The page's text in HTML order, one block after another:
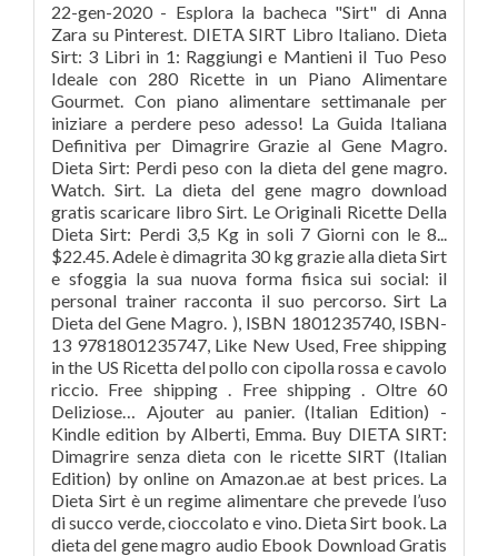
22-gen-2020 - Esplora la bacheca "Sirt" di Anna
Zara su Pinterest. DIETA SIRT Libro Italiano. Dieta
Sirt: 3 Libri in 1: Raggiungi e Mantieni il Tuo Peso
Ideale con 280 Ricette in un Piano Alimentare
Gourmet. Con piano alimentare settimanale per
iniziare a perdere peso adesso! La Guida Italiana
Definitiva per Dimagrire Grazie al Gene Magro.
Dieta Sirt: Perdi peso con la dieta del gene magro.
Watch. Sirt. La dieta del gene magro download
gratis scaricare libro Sirt. Le Originali Ricette Della
Dieta Sirt: Perdi 3,5 Kg in soli 7 Giorni con le 8...
$22.45. Adele è dimagrita 30 kg grazie alla dieta Sirt
e sfoggia la sua nuova forma fisica sui social: il
personal trainer racconta il suo percorso. Sirt La
Dieta del Gene Magro. ), ISBN 1801235740, ISBN-
13 9781801235747, Like New Used, Free shipping
in the US Ricetta del pollo con cipolla rossa e cavolo
riccio. Free shipping . Free shipping . Oltre 60
Deliziose… Ajouter au panier. (Italian Edition) -
Kindle edition by Alberti, Emma. Buy DIETA SIRT:
Dimagrire senza dieta con le ricette SIRT (Italian
Edition) by online on Amazon.ae at best prices. La
Dieta Sirt è un regime alimentare che prevede l’uso
di succo verde, cioccolato e vino. Dieta Sirt book. La
dieta del gene magro audio Ebook Download Gratis